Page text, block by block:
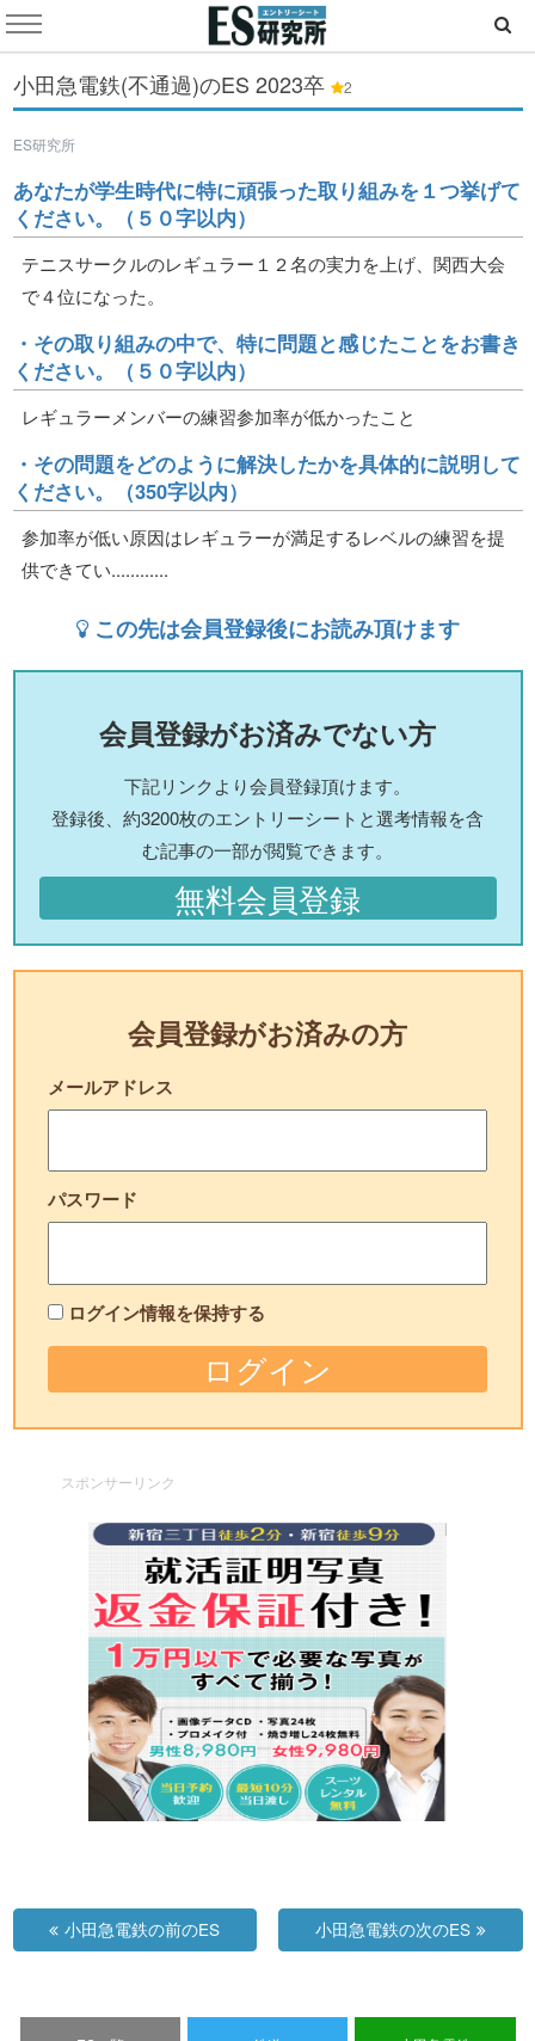
小田急電鉄(不通過)のES 2023卒 2
ES研究所
あなたが学生時代に特に頑張った取り組みを１つ挙げて
ください。（５０字以内）
テニスサークルのレギュラー１２名の実力を上げ、関西大会
で４位になった。
・その取り組みの中で、特に問題と感じたことをお書き
ください。（５０字以内）
レギュラーメンバーの練習参加率が低かったこと
・その問題をどのように解決したかを具体的に説明して
ください。（350字以内）
参加率が低い原因はレギュラーが満足するレベルの練習を提
供できてい............
この先は会員登録後にお読み頂けます
会員登録がお済みでない方
下記リンクより会員登録頂けます。
登録後、約3200枚のエントリーシートと選考情報を含
む記事の一部が閲覧できます。
無料会員登録
会員登録がお済みの方
メールアドレス
パスワード
ログイン情報を保持する
スポンサーリンク
小田急電鉄の前のES 小田急電鉄の次のES